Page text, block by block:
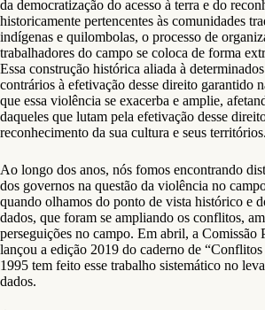
da democratização do acesso à terra e do
historicamente pertencentes às comunidades
indígenas e quilombolas, o processo de
trabalhadores do campo se coloca de forma
Essa construção histórica aliada à
contrários à efetivação desse direito garantido
que essa violência se exacerba e amplie,
daqueles que lutam pela efetivação desse
reconhecimento da sua cultura e seus territórios.
Ao longo dos anos, nós fomos encontrando
dos governos na questão da violência no
quando olhamos do ponto de vista histórico e
dados, que foram se ampliando os conflitos,
perseguições no campo. Em abril, a Comissão
lançou a edição 2019 do caderno de
1995 tem feito esse trabalho sistemático no
dados.